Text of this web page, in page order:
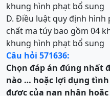
khung hình phạt bổ sung
D. Điều luật quy định hình
chất ma túy bao gồm 04
khung hình phạt bổ sung
Câu hỏi 571636:
Chọn đáp án đúng nhất
nào … hoặc lợi dụng
được của nạn nhân